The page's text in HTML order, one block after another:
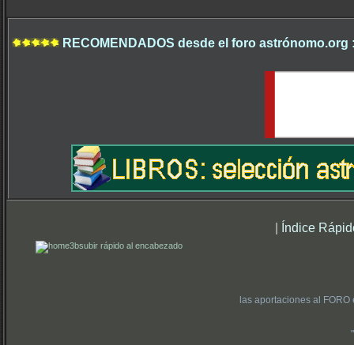
RECOMENDADOS desde el foro astrónomo.org
| Índice
subir rápido al encabezado
las aportaciones al